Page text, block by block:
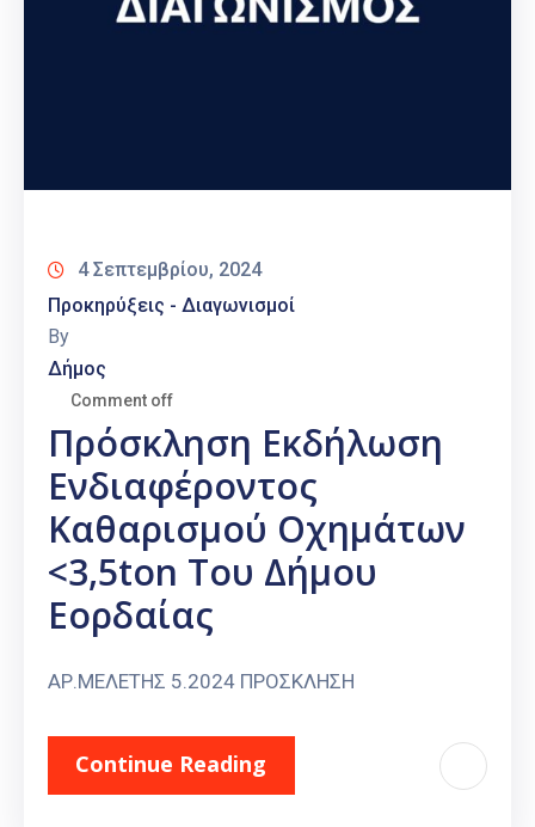
4 Σεπτεμβρίου, 2024
Προκηρύξεις - Διαγωνισμοί
By
Δήμος
Comment off
Πρόσκληση Εκδήλωση
Ενδιαφέροντος
Καθαρισμού Οχημάτων
<3,5ton Του Δήμου
Εορδαίας
ΑΡ.ΜΕΛΕΤΗΣ 5.2024 ΠΡΟΣΚΛΗΣΗ
Continue Reading